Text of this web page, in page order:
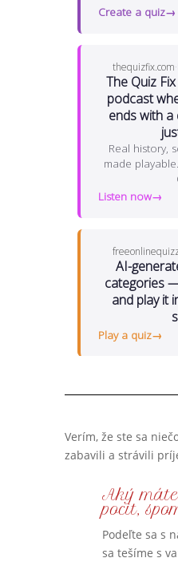
Verím, že ste sa
zabavili a strávili
Aký
pocit,
Podeľte sa s
sa tešíme s